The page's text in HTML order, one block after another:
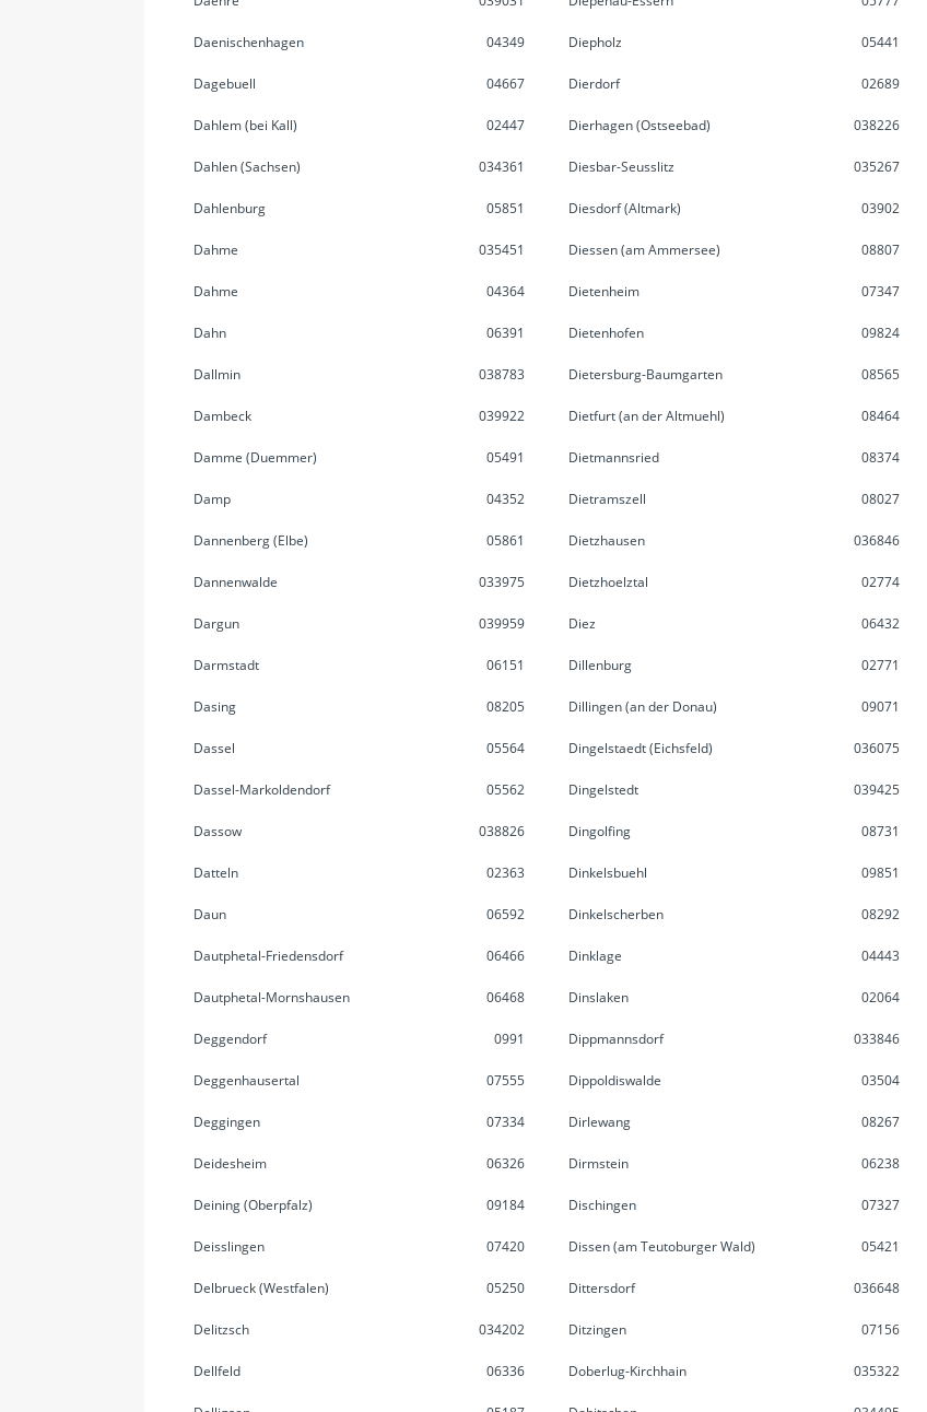
Daenischenhagen 04349
Dagebuell 04667
Dahlem (bei Kall) 02447
Dahlen (Sachsen) 034361
Dahlenburg 05851
Dahme 035451
Dahme 04364
Dahn 06391
Dallmin 038783
Dambeck 039922
Damme (Duemmer) 05491
Damp 04352
Dannenberg (Elbe) 05861
Dannenwalde 033975
Dargun 039959
Darmstadt 06151
Dasing 08205
Dassel 05564
Dassel-Markoldendorf 05562
Dassow 038826
Datteln 02363
Daun 06592
Dautphetal-Friedensdorf 06466
Dautphetal-Mornshausen 06468
Deggendorf 0991
Deggenhausertal 07555
Deggingen 07334
Deidesheim 06326
Deining (Oberpfalz) 09184
Deisslingen 07420
Delbrueck (Westfalen) 05250
Delitzsch 034202
Dellfeld 06336
Diepholz 05441
Dierdorf 02689
Dierhagen (Ostseebad) 038226
Diesbar-Seusslitz 035267
Diesdorf (Altmark) 03902
Diessen (am Ammersee) 08807
Dietenheim 07347
Dietenhofen 09824
Dietersburg-Baumgarten 08565
Dietfurt (an der Altmuehl) 08464
Dietmannsried 08374
Dietramszell 08027
Dietzhausen 036846
Dietzhoelztal 02774
Diez 06432
Dillenburg 02771
Dillingen (an der Donau) 09071
Dingelstaedt (Eichsfeld) 036075
Dingelstedt 039425
Dingolfing 08731
Dinkelsbuehl 09851
Dinkelscherben 08292
Dinklage 04443
Dinslaken 02064
Dippmannsdorf 033846
Dippoldiswalde 03504
Dirlewang 08267
Dirmstein 06238
Dischingen 07327
Dissen (am Teutoburger Wald) 05421
Dittersdorf 036648
Ditzingen 07156
Doberlug-Kirchhain 035322